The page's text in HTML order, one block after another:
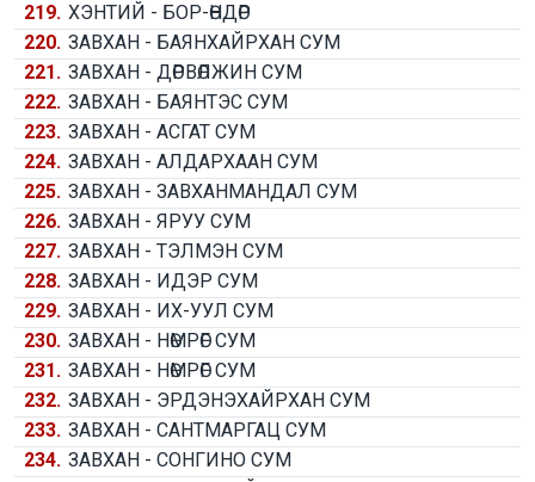
219. ХЭНТИЙ - БОР-ӨНДӨР
220. ЗАВХАН - БАЯНХАЙРХАН СУМ
221. ЗАВХАН - ДӨРВӨЛЖИН СУМ
222. ЗАВХАН - БАЯНТЭС СУМ
223. ЗАВХАН - АСГАТ СУМ
224. ЗАВХАН - АЛДАРХААН СУМ
225. ЗАВХАН - ЗАВХАНМАНДАЛ СУМ
226. ЗАВХАН - ЯРУУ СУМ
227. ЗАВХАН - ТЭЛМЭН СУМ
228. ЗАВХАН - ИДЭР СУМ
229. ЗАВХАН - ИХ-УУЛ СУМ
230. ЗАВХАН - НӨМРӨГ СУМ
231. ЗАВХАН - НӨМРӨГ СУМ
232. ЗАВХАН - ЭРДЭНЭХАЙРХАН СУМ
233. ЗАВХАН - САНТМАРГАЦ СУМ
234. ЗАВХАН - СОНГИНО СУМ